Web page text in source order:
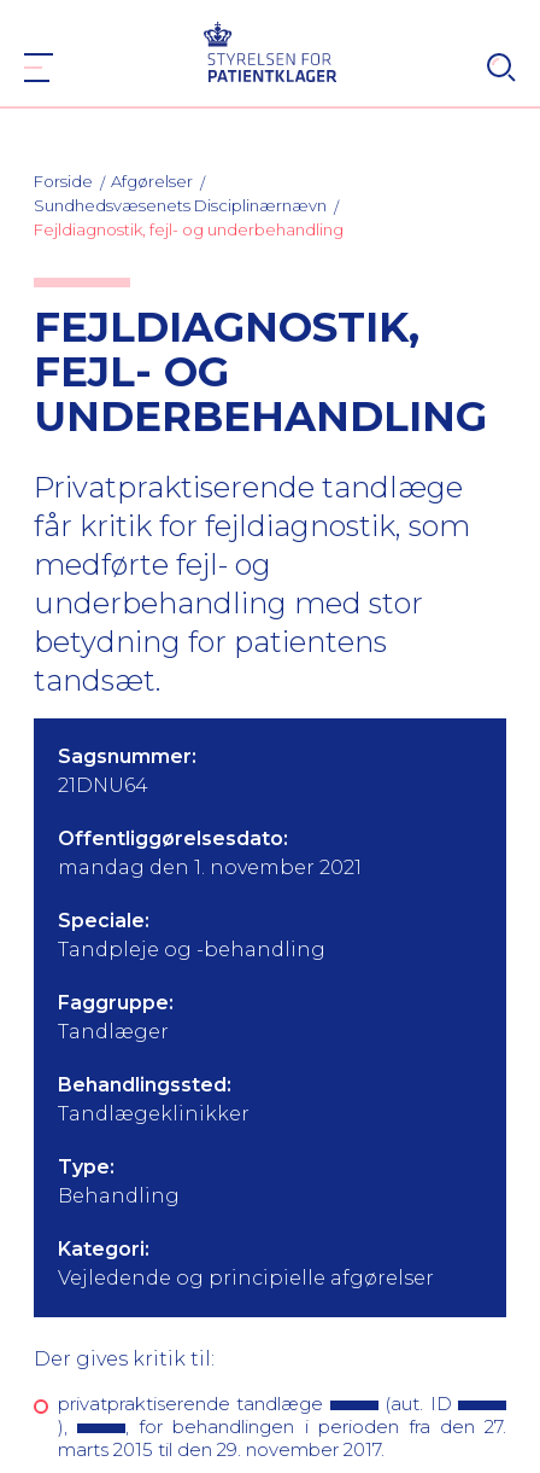
Forside
Afgørelser
Sundhedsvæsenets Disciplinærnævn
Fejldiagnostik, fejl- og underbehandling
FEJLDIAGNOSTIK,
FEJL- OG
UNDERBEHANDLING
Privatpraktiserende tandlæge
får kritik for fejldiagnostik, som
medførte fejl- og
underbehandling med stor
betydning for patientens
tandsæt.
Sagsnummer:
21DNU64
Offentliggørelsesdato:
mandag den 1. november 2021
Speciale:
Tandpleje og -behandling
Faggruppe:
Tandlæger
Behandlingssted:
Tandlægeklinikker
Type:
Behandling
Kategori:
Vejledende og principielle afgørelser
Der gives kritik til:
privatpraktiserende tandlæge
(aut. ID
),
, for behandlingen i perioden fra den 27.
marts 2015 til den 29. november 2017.